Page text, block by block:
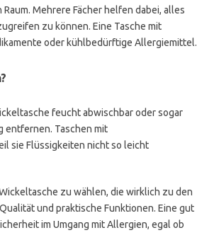
Mehrere Fächer helfen dabei, alles
zu können. Eine Tasche mit
oder kühlbedürftige Allergiemittel.
feucht abwischbar oder sogar
entfernen. Taschen mit
sie Flüssigkeiten nicht so leicht
zu wählen, die wirklich zu den
und praktische Funktionen. Eine gut
im Umgang mit Allergien, egal ob